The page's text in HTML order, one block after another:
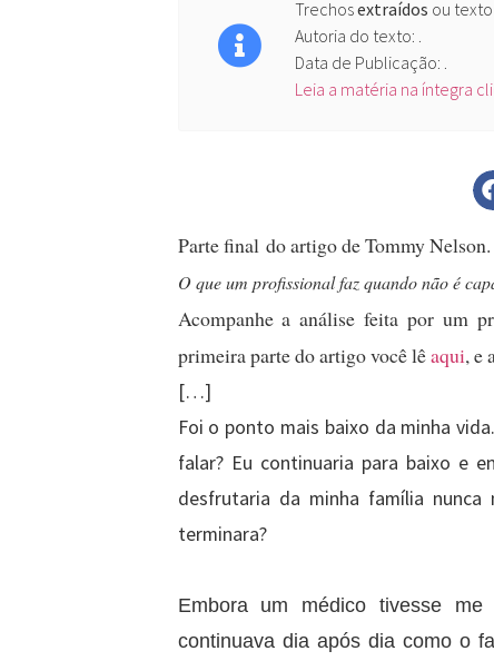
Trechosextraídos ou
Autoria do texto: .
Data de Publicação: .
Leia a matéria na íntegra
Parte final do artigo de Tommy Nelson.
O que um profissional faz quando não é
Acompanhe a análise feita por um
primeira parte do artigo você lêaqui, e
[…]
Foi o ponto mais baixo da minha
falar? Eu continuaria para baixo e
desfrutaria da minha família
terminara?
Embora um médico tivesse
continuava dia após dia como o